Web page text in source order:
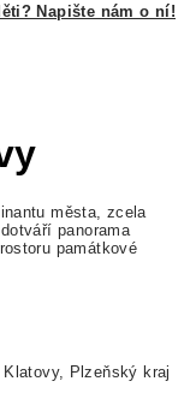
Napište nám o ní!
města, zcela
panorama
památkové
Plzeňský kraj